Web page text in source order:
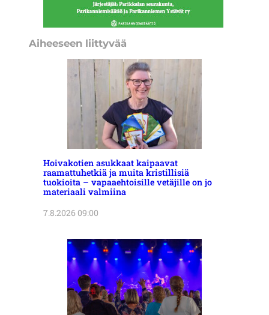
Aiheeseen liittyvää
Hoivakotien asukkaat kaipaavat
raamattuhetkiä ja muita kristillisiä
tuokioita – vapaaehtoisille vetäjille on jo
materiaali valmiina
7.8.2026 09:00